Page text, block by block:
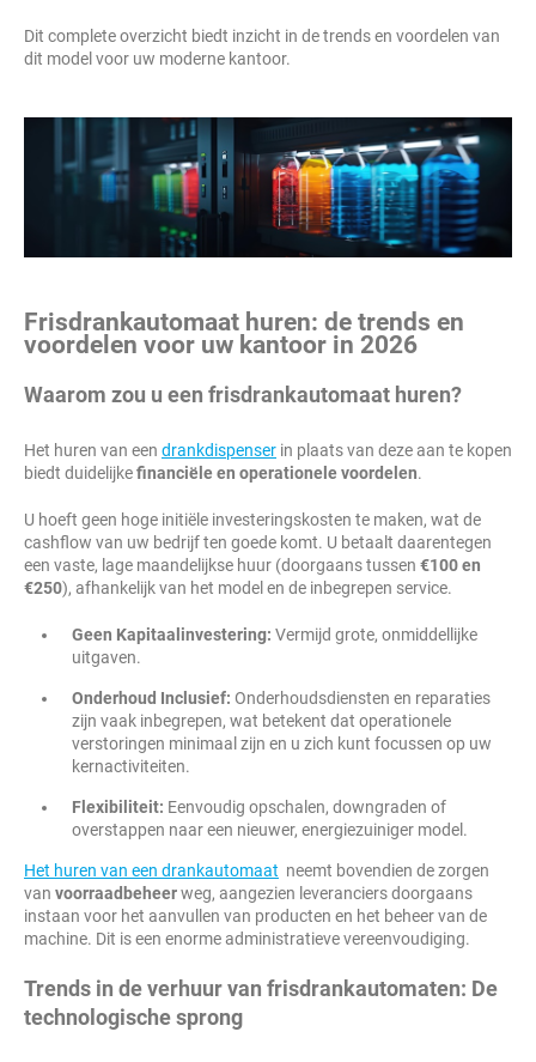
Dit complete overzicht biedt inzicht in de trends en voordelen van
dit model voor uw moderne kantoor.
Frisdrankautomaat huren: de trends en
voordelen voor uw kantoor in 2026
Waarom zou u een frisdrankautomaat huren?
Het huren van een drankdispenser in plaats van deze aan te kopen
biedt duidelijkefinanciële en operationele voordelen.
U hoeft geen hoge initiële investeringskosten te maken, wat de
cashflow van uw bedrijf ten goede komt. U betaalt daarentegen
een vaste, lage maandelijkse huur (doorgaans tussen €100 en
€250), afhankelijk van het model en de inbegrepen service.
Geen Kapitaalinvestering: Vermijd grote, onmiddellijke
uitgaven.
Onderhoud Inclusief: Onderhoudsdiensten en reparaties
zijn vaak inbegrepen, wat betekent dat operationele
verstoringen minimaal zijn en u zich kunt focussen op uw
kernactiviteiten.
Flexibiliteit: Eenvoudig opschalen, downgraden of
overstappen naar een nieuwer, energiezuiniger model.
Het huren van een drankautomaat neemt bovendien de zorgen
van voorraadbeheerweg, aangezien leveranciers doorgaans
instaan voor het aanvullen van producten en het beheer van de
machine. Dit is een enorme administratieve vereenvoudiging.
Trends in de verhuur van frisdrankautomaten: De
technologische sprong